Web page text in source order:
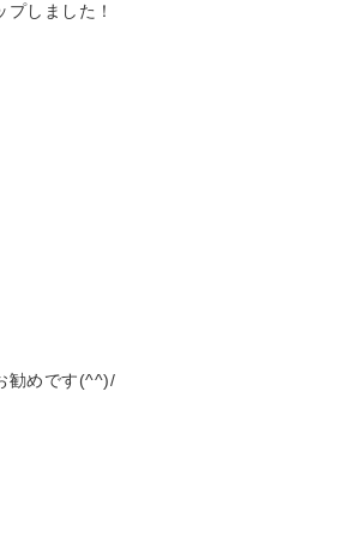
しました！
勧めです(^^)/